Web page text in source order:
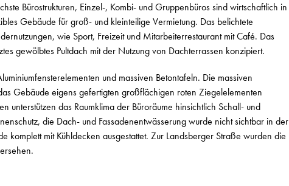
Bürostrukturen, Einzel-, Kombi- und Gruppenbüros sind wirtschaftlich in
Gebäude für groß- und kleinteilige Vermietung. Das belichtete
wie Sport, Freizeit und Mitarbeiterrestaurant mit Café. Das
gewölbtes Pultdach mit der Nutzung von Dachterrassen konzipiert.
und massiven Betontafeln. Die massiven
Gebäude eigens gefertigten großflächigen roten Ziegelelementen
unterstützen das Raumklima der Büroräume hinsichtlich Schall- und
die Dach- und Fassadenentwässerung wurde nicht sichtbar in der
komplett mit Kühldecken ausgestattet. Zur Landsberger Straße wurden die